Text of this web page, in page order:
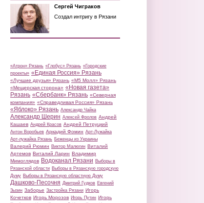
Сергей Чиграков
Создал интригу в Рязани
«Атрон» Рязань «Глобус» Рязань «Городские
проекты» «Единая Россия» Рязань
«Лучшие друзья» Рязань «М5 Молл» Рязань
«Мещерская сторона» «Новая газета»
Рязань «Сбербанк» Рязань «Северная
компания» «Справедливая Россия» Рязань
«Яблоко» Рязань Александр Чайка
Александр Шерин Алексей Фролов Андрей
Кашаев Андрей Красов Андрей Петруцкий
Антон Воробьев Аркадий Фомин Арт-Лужайка
Арт-лужайка Рязань Беженцы из Украины
Валерий Рюмин Виктор Малюгин Виталий
Артемов Виталий Ларин Владимир
Мимоглядов Водоканал Рязани Выборы в
Рязанской области Выборы в Рязанскую городскую
Думу Выборы в Рязанскую областную Думу
Дашково-Песочня Дмитрий Гудков Евгений
Зызин Заборье Застройка Рязани Игорь
Кочетков Игорь Морозов Игорь Путин Игорь